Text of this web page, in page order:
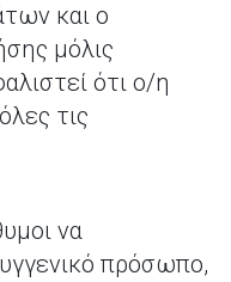
και ο
μόλις
ότι ο/η
τις
να
πρόσωπο,